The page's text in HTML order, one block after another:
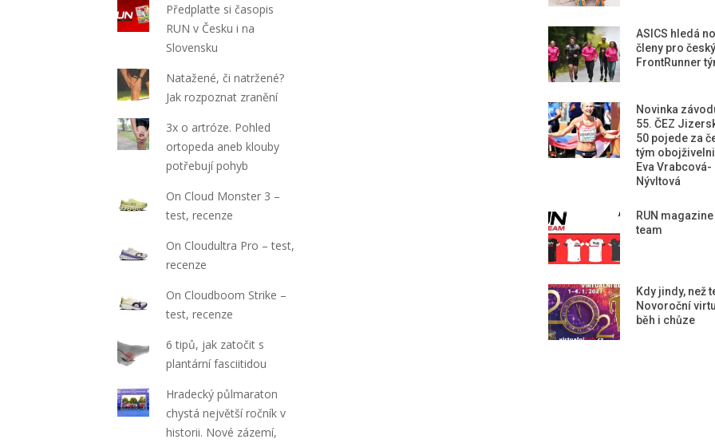
Předplaťte si časopis
RUN v Česku i na
Slovensku
Natažené, či natržené?
Jak rozpoznat zranění
3x o artróze. Pohled
ortopeda aneb klouby
potřebují pohyb
On Cloud Monster 3 –
test, recenze
On Cloudultra Pro – test,
recenze
On Cloudboom Strike –
test, recenze
6 tipů, jak zatočit s
plantární fasciitidou
Hradecký půlmaraton
chystá největší ročník v
historii. Nové zázemí,
ASICS hledá
členy pro český
FrontRunner
Novinka
55. ČEZ
50 pojede za
tým
Eva Vrabcová-
Nývltová
RUN magazine
team
Kdy jindy, než
Novoroční
běh i chůze